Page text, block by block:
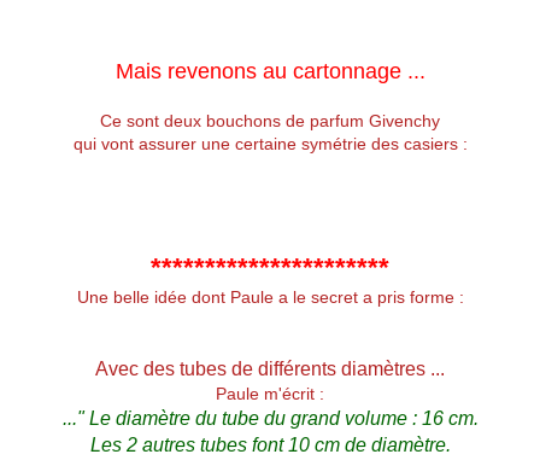
Mais revenons au cartonnage ...
Ce sont deux bouchons de parfum Givenchy
qui vont assurer une certaine symétrie des casiers :
**********************
Une belle idée dont Paule a le secret a pris forme :
Avec des tubes de différents diamètres ...
Paule m'écrit :
..." Le diamètre du tube du grand volume : 16 cm.
Les 2 autres tubes font 10 cm de diamètre.